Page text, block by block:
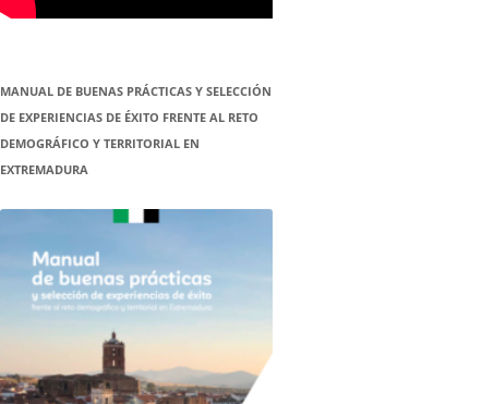
MANUAL DE BUENAS PRÁCTICAS Y SELECCIÓN
DE EXPERIENCIAS DE ÉXITO FRENTE AL RETO
DEMOGRÁFICO Y TERRITORIAL EN
EXTREMADURA